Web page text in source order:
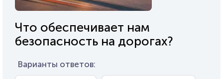
Что обеспечивает нам
безопасность на дорогах?
Варианты ответов: